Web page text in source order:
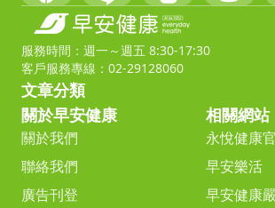
服務時間：週一～週五 8:30-17:30
客戶服務專線：02-29128060
文章分類
關於早安健康
關於我們
聯絡我們
廣告刊登
相關網站
永悅健康
早安樂活
早安健康